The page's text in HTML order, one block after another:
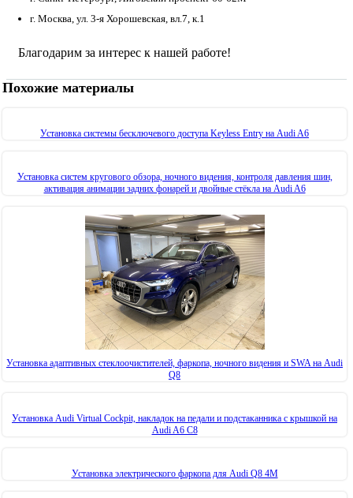
г. Москва, ул. 3-я Хорошевская, вл.7, к.1
Благодарим за интерес к нашей работе!
Похожие материалы
Установка системы бесключевого доступа Keyless Entry на Audi A6
Установка систем кругового обзора, ночного видения, контроля давления шин,
активация анимации задних фонарей и двойные стёкла на Audi A6
Установка адаптивных стеклоочистителей, фаркопа, ночного видения и SWA на Audi
Q8
Установка Audi Virtual Cockpit, накладок на педали и подстаканника с крышкой на
Audi A6 C8
Установка электрического фаркопа для Audi Q8 4M